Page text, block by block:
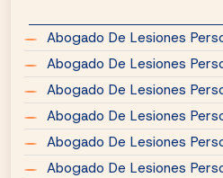
Abogado De Lesiones
Abogado De Lesiones
Abogado De Lesiones
Abogado De Lesiones
Abogado De Lesiones
Abogado De Lesiones